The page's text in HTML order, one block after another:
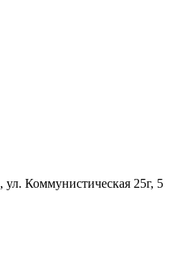
, ул. Коммунистическая 25г, 5